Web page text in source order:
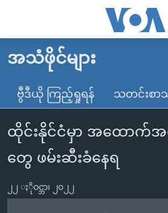
လွယ်ကူ
သည့်
Link
များ
ပင်မ
သို့
မူလစာမျက်နှာ
မြန်မာ
ကမ္ဘာ့သတင်းများ
နိုင်ငံတကာ
အမေရိကန်
အစ္စရေး-ပါလက်စတိုင်း
ဗွီဒီယို
သတင်းလွတ်လပ်ခွင့်
ရပ်ဝန်းတခု လမ်းတခု အလွန်
အင်္ဂလိပ်စာလေ့လာမယ်
အသံဖိုင်များ
ဗွီဒီယို ကြည့်ရှုရန် သတင်းစာ
ထိုင်းနိုင်ငံမှာ အထောက်အထ
တွေ ဖမ်းဆီးခံနေရ
၂၂ ႏိုဝင္ဘာ၊ ၂၀၂၂